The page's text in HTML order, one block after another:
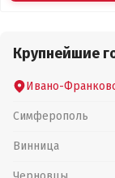
Крупнейшие
Ивано-
Симферополь
Винница